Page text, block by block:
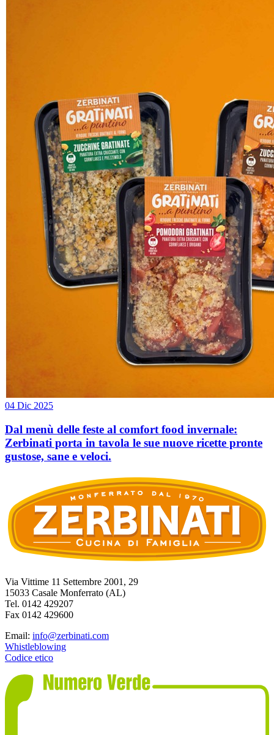
04 Dic 2025
Dal menù delle feste al comfort food invernale:
Zerbinati porta in tavola le sue nuove ricette pronte
gustose, sane e veloci.
Via Vittime 11 Settembre 2001, 29
15033 Casale Monferrato (AL)
Tel. 0142 429207
Fax 0142 429600
Email: info@zerbinati.com
Whistleblowing
Codice etico